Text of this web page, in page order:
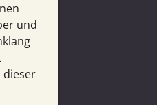
und
dieser